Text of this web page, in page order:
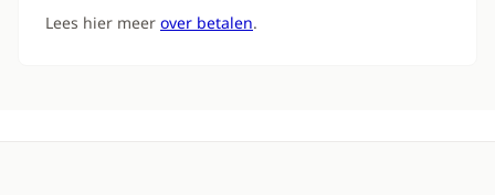
Lees hier meer over betalen.